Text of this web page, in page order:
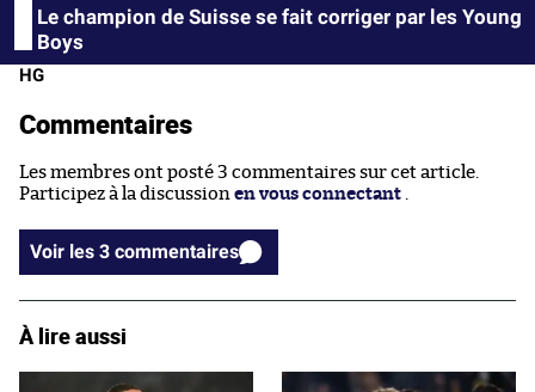
Le champion de Suisse se fait corriger par les Young
Boys
HG
Commentaires
Les membres ont posté 3 commentaires sur cet article.
Participez à la discussion en vous connectant .
Voir les 3 commentaires
À lire aussi